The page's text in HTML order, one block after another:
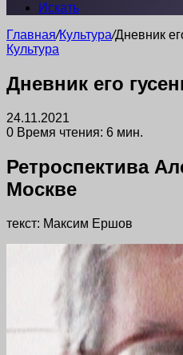
Искать
Главная/Культура/Дневник
Культура
Дневник его
24.11.2021
0 Время чтения: 6 мин.
Ретроспектива
Москве
текст: Максим Ершов